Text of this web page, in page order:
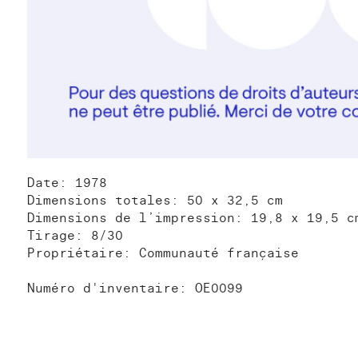
Date: 1978
Dimensions totales: 50 x 32,5 cm
Dimensions de l’impression: 19,8 x 19,5
Tirage: 8/30
Propriétaire: Communauté française
Numéro d'inventaire: OE0099